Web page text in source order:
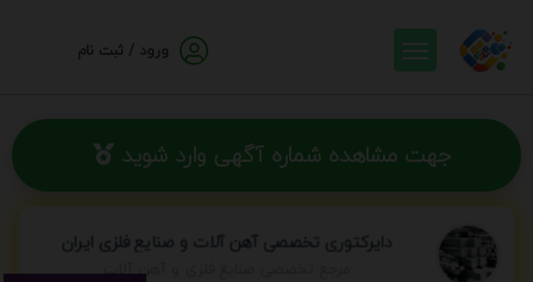
ورود / ثبت نام
دایرکتوری تخصصی آهن آلات و صنایع فلزی ایران
مرجع تخصصی صنایع فلزی و آهن آلات
جهت مشاهده شماره آگهی وارد شوید